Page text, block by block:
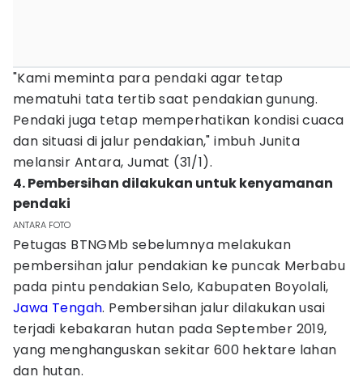
"Kami meminta para pendaki agar tetap
mematuhi tata tertib saat pendakian gunung.
Pendaki juga tetap memperhatikan kondisi cuaca
dan situasi di jalur pendakian," imbuh Junita
melansir Antara, Jumat (31/1).
4. Pembersihan dilakukan untuk kenyamanan
pendaki
ANTARA FOTO
Petugas BTNGMb sebelumnya melakukan
pembersihan jalur pendakian ke puncak Merbabu
pada pintu pendakian Selo, Kabupaten Boyolali,
Jawa Tengah. Pembersihan jalur dilakukan usai
terjadi kebakaran hutan pada September 2019,
yang menghanguskan sekitar 600 hektare lahan
dan hutan.